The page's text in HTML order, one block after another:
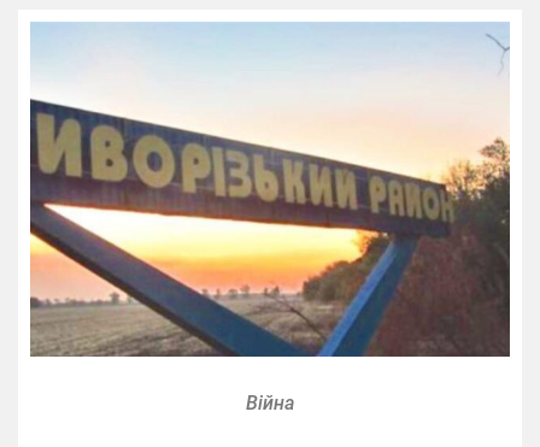
Війна